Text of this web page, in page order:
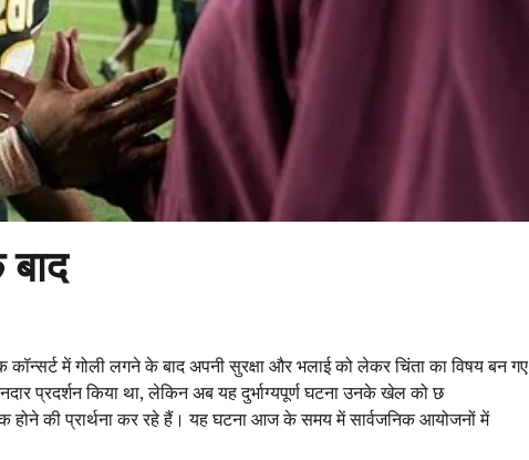
बाद
कॉन्सर्ट में गोली लगने के बाद अपनी सुरक्षा और भलाई को लेकर चिंता का विषय बन गए
प्रदर्शन किया था, लेकिन अब यह दुर्भाग्यपूर्ण घटना उनके खेल को छ
की प्रार्थना कर रहे हैं। यह घटना आज के समय में सार्वजनिक आयोजनों में